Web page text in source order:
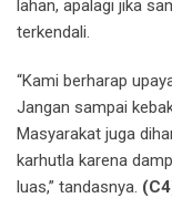
lahan, apalagi jika
terkendali.
“Kami berharap
Jangan sampai
Masyarakat juga
karhutla karena
luas,” tandasnya.